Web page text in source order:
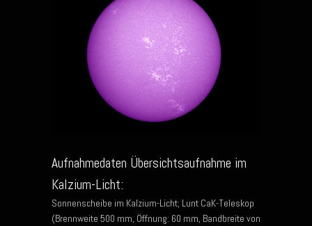
Aufnahmedaten Übersichtsaufnahme im
Kalzium-Licht:
Sonnenscheibe im Kalzium-Licht; Lunt CaK-Teleskop
(Brennweite 500 mm, Öffnung: 60 mm, Bandbreite von